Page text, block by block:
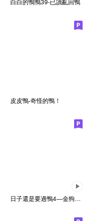
白白的鴨鴨39-已讀亂回鴨
皮皮鴨-奇怪的鴨！